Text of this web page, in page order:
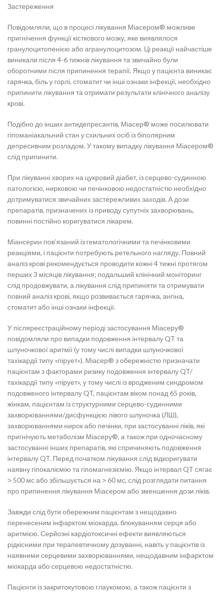
Застереження
Повідомляли, що в процесі лікування Міасером® можливе
пригнічення функції кісткового мозку, яке виявлялося
гранулоцитопенією або агранулоцитозом. Ці реакції найчастіше
виникали після 4-6 тижнів лікування та звичайно були
оборотними після припинення терапії. Якщо у пацієнта виникає
гарячка, біль у горлі, стоматит чи інші ознаки інфекції, необхідно
припинити лікування та отримати результати клінічного аналізу
крові.
Подібно до інших антидепресантів, Міасер® може посилювати
гіпоманіакальний стан у схильних осіб із біполярним
депресивним розладом. У такому випадку лікування Міасером®
слід припинити.
При лікуванні хворих на цукровий діабет, із серцево-судинною
патологією, нирковою чи печінковою недостатністю необхідно
дотримуватися звичайних застережливих заходів. А дози
препаратів, призначених із приводу супутніх захворювань,
повинні постійно коригуватися лікарем.
Міансерин пов’язаний із гематологічними та печінковими
реакціями, і пацієнти потребують ретельного нагляду. Повний
аналіз крові рекомендується проводити кожні 4 тижні протягом
перших 3 місяців лікування; подальший клінічний моніторинг
слід продовжувати, а лікування слід припиняти та отримувати
повний аналіз крові, якщо розвивається гарячка, ангіна,
стоматит або інші ознаки інфекції.
У післяреєстраційному періоді застосування Міасеру®
повідомляли про випадки подовження інтервалу QT та
шлуночкової аритмії (у тому числі випадки шлуночкової
тахікардії типу «пірует»). Міасер® з обережністю призначати
пацієнтам з факторами ризику подовження інтервалу QT/
тахікардії типу «пірует», у тому числі із вродженим синдромом
подовженого інтервалу QT, пацієнтам віком понад 65 років,
жінкам, пацієнтам із структурними серцево-судинними
захворюваннями/дисфункцією лівого шлуночка (ЛШ),
захворюваннями нирок або печінки, при застосуванні ліків, які
пригнічують метаболізм Міасеру®, а також при одночасному
застосуванні інших препаратів, які спричиняють подовження
інтервалу QT. Перед початком лікування слід відкоригувати
наявну гіпокаліємію та гіпомагнезіємію. Якщо інтервал QT сягає
˃ 500 мс або збільшується на ˃ 60 мс, слід розглядати питання
про припинення лікування Міасером або зменшення дози ліків.
Завжди слід бути обережним пацієнтам з нещодавно
перенесеним інфарктом міокарда, блокуванням серця або
аритмією. Серйозні кардіотоксичні ефекти виявляються
рідкісними при терапевтичному дозуванні, навіть у пацієнтів із
наявними серцевими захворюваннями, нещодавним інфарктом
міокарда або серцевою недостатністю.
Пацієнти із закритокутовою глаукомою, а також пацієнти з